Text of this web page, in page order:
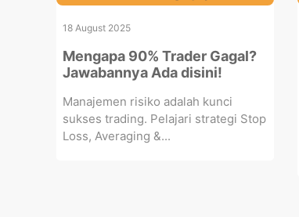
18 August 2025
Mengapa 90% Trader Gagal?
Jawabannya Ada disini!
Manajemen risiko adalah kunci
sukses trading. Pelajari strategi Stop
Loss, Averaging &...